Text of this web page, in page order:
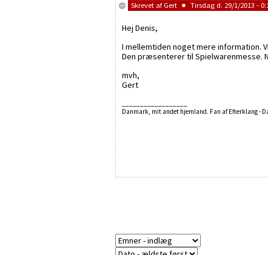
Skrevet af Gert Tirsdag d. 29/1/2013 -
Hej Denis,
I mellemtiden noget mere information.
Den præsenterer til Spielwarenmesse.
mvh,
Gert
Danmark, mit andet hjemland. Fan af Efterklang -